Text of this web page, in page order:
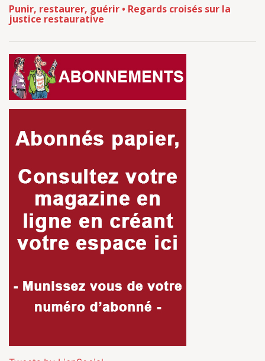
Punir, restaurer, guérir • Regards croisés sur la
justice restaurative